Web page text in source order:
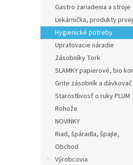
Gastro zariadenia a stroje
Lekárnička, produkty
Hygienické potreby
Upratovacie náradie
Zásobníky Tork
SLAMKY papierové, bio
Grite zásobník a dávkovač
Starostlivosť o ruky PLUM
Rohože
NOVINKY
Riad, špáradla, špajle,
Obchod
Výrobcovia